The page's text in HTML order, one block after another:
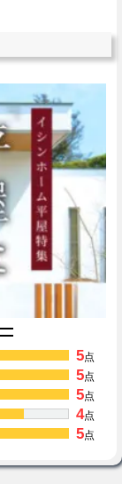
5点
5点
5点
4点
5点